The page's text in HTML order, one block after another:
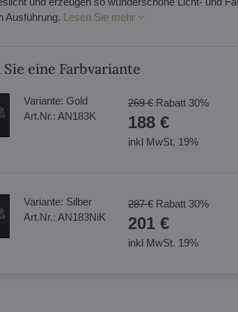
Ausführung. Lesen Sie mehr
Sie eine Farbvariante
Variante: Gold
Art.Nr.: AN183K
269 € Rabatt 30%
188 €
inkl MwSt. 19%
Variante: Silber
Art.Nr.: AN183NiK
287 € Rabatt 30%
201 €
inkl MwSt. 19%